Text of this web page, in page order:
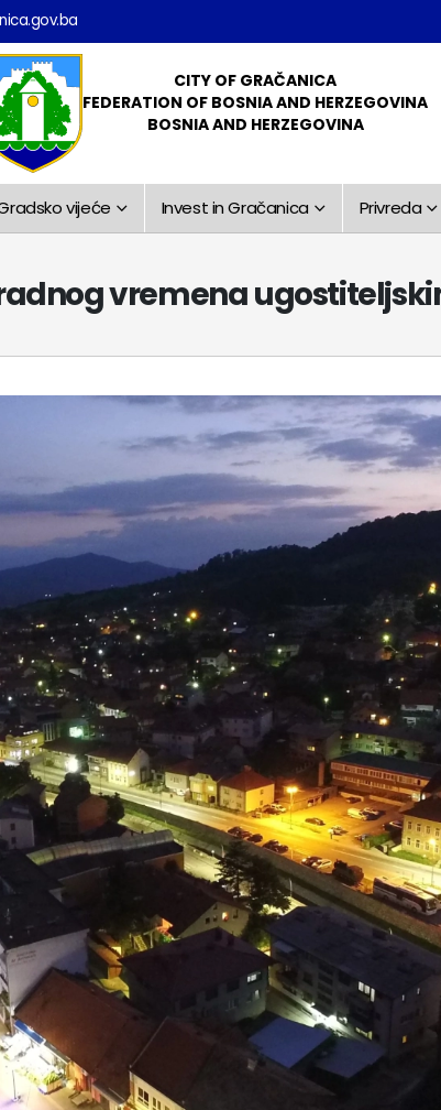
CITY OF GRAČANICA
FEDERATION OF BOSNIA AND HERZEGOVINA
BOSNIA AND HERZEGOVINA
vijeće Invest in Gračanica Privreda
vremena